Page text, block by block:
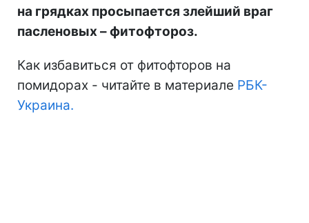
на грядках просыпается злейший враг
пасленовых – фитофтороз.
Как избавиться от фитофторов на
помидорах - читайте в материале РБК-
Украина.